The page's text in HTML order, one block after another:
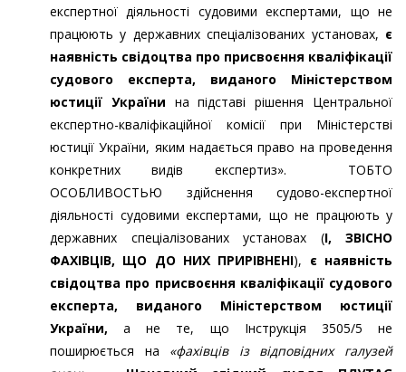
експертної діяльності судовими експертами, що не
працюють у державних спеціалізованих установах, є
наявність свідоцтва про присвоєння кваліфікації
судового експерта, виданого Міністерством
юстиції України на підставі рішення Центральної
експертно-кваліфікаційної комісії при Міністерстві
юстиції України, яким надається право на проведення
конкретних видів експертиз». ТОБТО
ОСОБЛИВОСТЬЮ здійснення судово-експертної
діяльності судовими експертами, що не працюють у
державних спеціалізованих установах (І, ЗВІСНО
ФАХІВЦІВ, ЩО ДО НИХ ПРИРІВНЕНІ), є наявність
свідоцтва про присвоєння кваліфікації судового
експерта, виданого Міністерством юстиції
України,а не те, що Інструкція 3505/5 не
поширюється на «фахівців із відповідних галузей